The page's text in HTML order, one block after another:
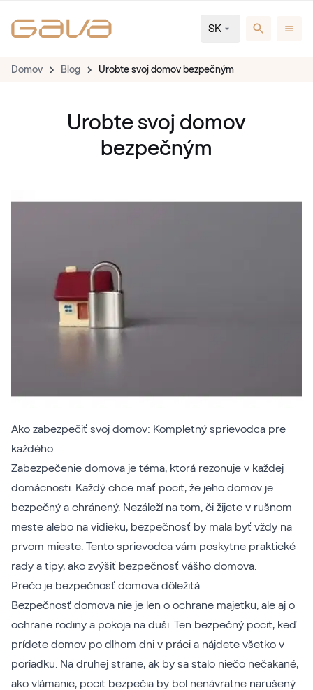
SK
Domov Blog Urobte svoj domov bezpečným
Urobte svoj domov
bezpečným
Ako zabezpečiť svoj domov: Kompletný sprievodca pre
každého
Zabezpečenie domova je téma, ktorá rezonuje v každej
domácnosti. Každý chce mať pocit, že jeho domov je
bezpečný a chránený. Nezáleží na tom, či žijete v rušnom
meste alebo na vidieku, bezpečnosť by mala byť vždy na
prvom mieste. Tento sprievodca vám poskytne praktické
rady a tipy, ako zvýšiť bezpečnosť vášho domova.
Prečo je bezpečnosť domova dôležitá
Bezpečnosť domova nie je len o ochrane majetku, ale aj o
ochrane rodiny a pokoja na duši. Ten bezpečný pocit, keď
prídete domov po dlhom dni v práci a nájdete všetko v
poriadku. Na druhej strane, ak by sa stalo niečo nečakané,
ako vlámanie, pocit bezpečia by bol nenávratne narušený.